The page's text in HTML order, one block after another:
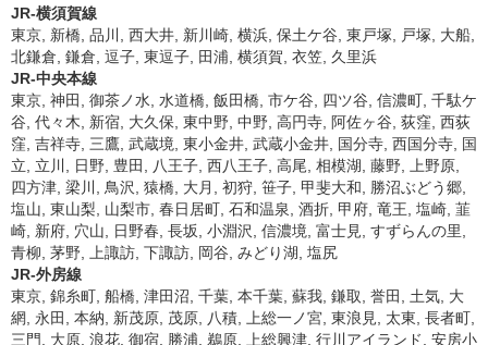
JR-横須賀線
東京, 新橋, 品川, 西大井, 新川崎, 横浜, 保土ケ谷, 東戸塚, 戸塚, 大船,
北鎌倉, 鎌倉, 逗子, 東逗子, 田浦, 横須賀, 衣笠, 久里浜
JR-中央本線
東京, 神田, 御茶ノ水, 水道橋, 飯田橋, 市ケ谷, 四ツ谷, 信濃町, 千駄ケ
谷, 代々木, 新宿, 大久保, 東中野, 中野, 高円寺, 阿佐ヶ谷, 荻窪, 西荻
窪, 吉祥寺, 三鷹, 武蔵境, 東小金井, 武蔵小金井, 国分寺, 西国分寺, 国
立, 立川, 日野, 豊田, 八王子, 西八王子, 高尾, 相模湖, 藤野, 上野原,
四方津, 梁川, 鳥沢, 猿橋, 大月, 初狩, 笹子, 甲斐大和, 勝沼ぶどう郷,
塩山, 東山梨, 山梨市, 春日居町, 石和温泉, 酒折, 甲府, 竜王, 塩崎, 韮
崎, 新府, 穴山, 日野春, 長坂, 小淵沢, 信濃境, 富士見, すずらんの里,
青柳, 茅野, 上諏訪, 下諏訪, 岡谷, みどり湖, 塩尻
JR-外房線
東京, 錦糸町, 船橋, 津田沼, 千葉, 本千葉, 蘇我, 鎌取, 誉田, 土気, 大
網, 永田, 本納, 新茂原, 茂原, 八積, 上総一ノ宮, 東浪見, 太東, 長者町,
三門, 大原, 浪花, 御宿, 勝浦, 鵜原, 上総興津, 行川アイランド, 安房小